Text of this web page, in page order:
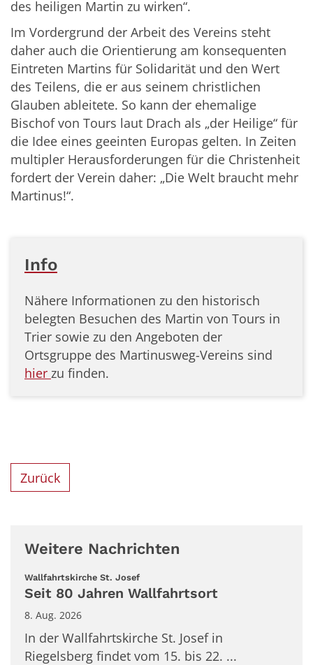
des heiligen Martin zu wirken“.
Im Vordergrund der Arbeit des Vereins steht
daher auch die Orientierung am konsequenten
Eintreten Martins für Solidarität und den Wert
des Teilens, die er aus seinem christlichen
Glauben ableitete. So kann der ehemalige
Bischof von Tours laut Drach als „der Heilige“ für
die Idee eines geeinten Europas gelten. In Zeiten
multipler Herausforderungen für die Christenheit
fordert der Verein daher: „Die Welt braucht mehr
Martinus!“.
Info
Nähere Informationen zu den historisch
belegten Besuchen des Martin von Tours in
Trier sowie zu den Angeboten der
Ortsgruppe des Martinusweg-Vereins sind
hier zu finden.
Zurück
Weitere Nachrichten
Wallfahrtskirche St. Josef:
Seit 80 Jahren Wallfahrtsort
8. Aug. 2026
In der Wallfahrtskirche St. Josef in
Riegelsberg findet vom 15. bis 22. ...